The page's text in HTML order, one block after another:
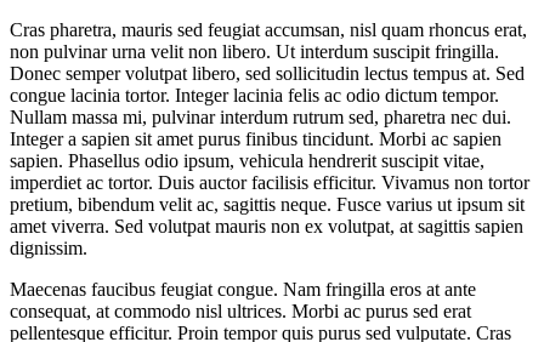
Cras pharetra, mauris sed feugiat accumsan, nisl quam rhoncus erat,
non pulvinar urna velit non libero. Ut interdum suscipit fringilla.
Donec semper volutpat libero, sed sollicitudin lectus tempus at. Sed
congue lacinia tortor. Integer lacinia felis ac odio dictum tempor.
Nullam massa mi, pulvinar interdum rutrum sed, pharetra nec dui.
Integer a sapien sit amet purus finibus tincidunt. Morbi ac sapien
sapien. Phasellus odio ipsum, vehicula hendrerit suscipit vitae,
imperdiet ac tortor. Duis auctor facilisis efficitur. Vivamus non tortor
pretium, bibendum velit ac, sagittis neque. Fusce varius ut ipsum sit
amet viverra. Sed volutpat mauris non ex volutpat, at sagittis sapien
dignissim.
Maecenas faucibus feugiat congue. Nam fringilla eros at ante
consequat, at commodo nisl ultrices. Morbi ac purus sed erat
pellentesque efficitur. Proin tempor quis purus sed vulputate. Cras